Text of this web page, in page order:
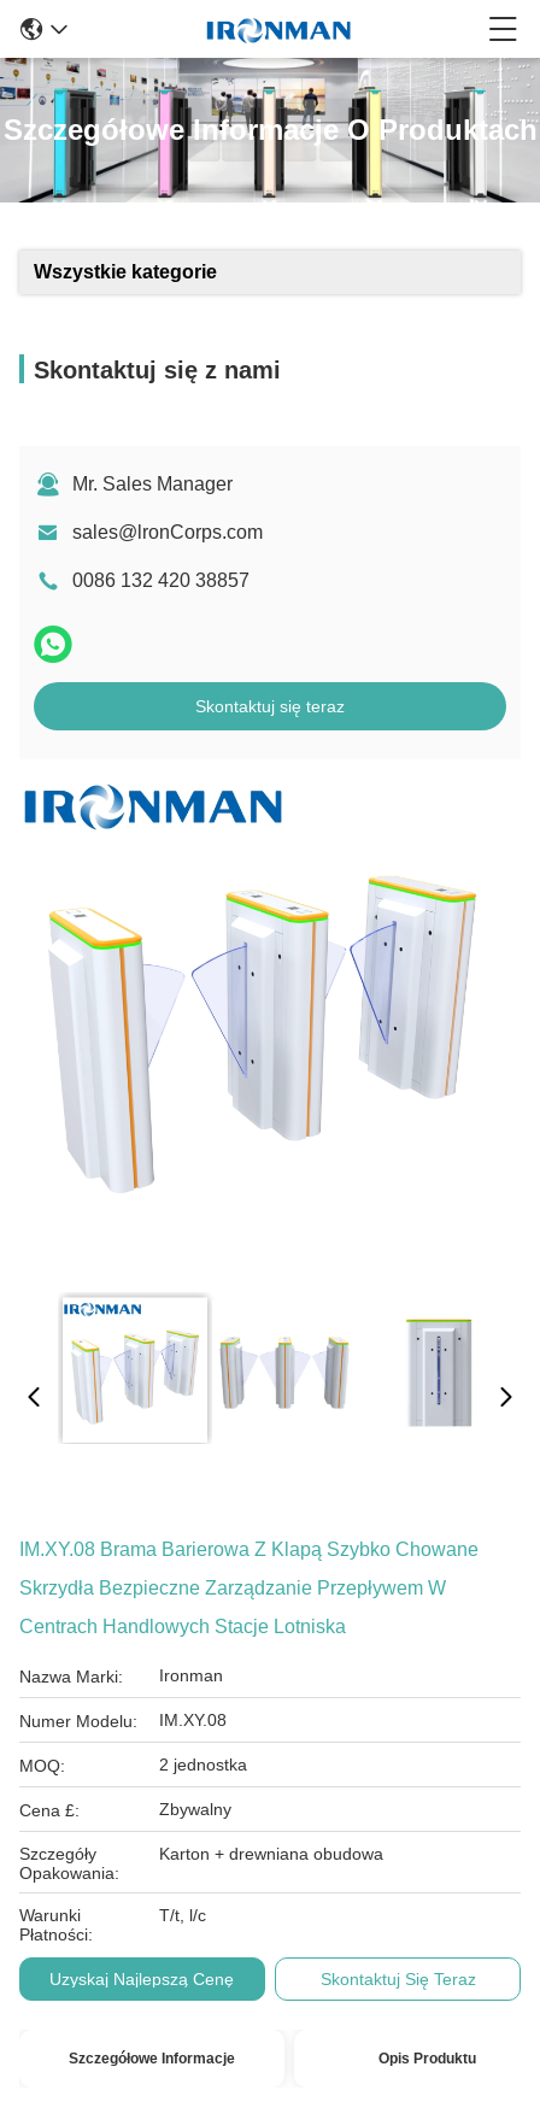
Szczegółowe Informacje O Produktach
Wszystkie kategorie
Skontaktuj się z nami
Mr. Sales Manager
sales@lronCorps.com
0086 132 420 38857
Skontaktuj się teraz
IM.XY.08 Brama Barierowa Z Klapą Szybko Chowane
Skrzydła Bezpieczne Zarządzanie Przepływem W
Centrach Handlowych Stacje Lotniska
Nazwa Marki: Ironman
Numer Modelu: IM.XY.08
MOQ: 2 jednostka
Cena £: Zbywalny
Szczegóły
Opakowania:
Karton + drewniana obudowa
Warunki
Płatności:
T/t, l/c
Uzyskaj Najlepszą Cenę Skontaktuj Się Teraz
Szczegółowe Informacje Opis Produktu